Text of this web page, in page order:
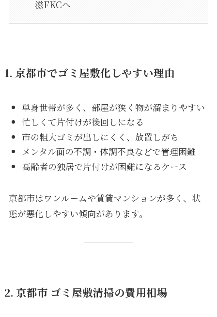
滋FKCへ
1. 京都市でゴミ屋敷化しやすい理由
単身世帯が多く、部屋が狭く物が溜まりやすい
忙しくて片付けが後回しになる
市の粗大ゴミが出しにくく、放置しがち
メンタル面の不調・体調不良などで管理困難
高齢者の独居で片付けが困難になるケース
京都市はワンルームや賃貸マンションが多く、状
態が悪化しやすい傾向があります。
2. 京都市 ゴミ屋敷清掃の費用相場